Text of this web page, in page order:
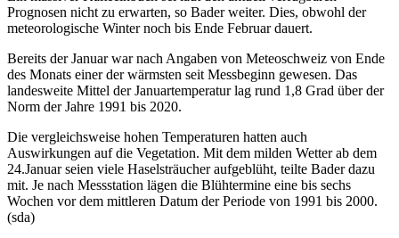
Prognosen nicht zu erwarten, so Bader weiter. Dies, obwohl der
meteorologische Winter noch bis Ende Februar dauert.
Bereits der Januar war nach Angaben von Meteoschweiz von Ende
des Monats einer der wärmsten seit Messbeginn gewesen. Das
landesweite Mittel der Januartemperatur lag rund 1,8 Grad über der
Norm der Jahre 1991 bis 2020.
Die vergleichsweise hohen Temperaturen hatten auch
Auswirkungen auf die Vegetation. Mit dem milden Wetter ab dem
24.Januar seien viele Haselsträucher aufgeblüht, teilte Bader dazu
mit. Je nach Messstation lägen die Blühtermine eine bis sechs
Wochen vor dem mittleren Datum der Periode von 1991 bis 2000.
(sda)